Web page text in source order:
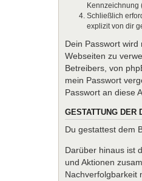
Kennzeichnung
Schließlich
explizit von dir
Dein Passwort
Webseiten zu
Betreibers, von
mein Passwort
Passwort an diese
GESTATTUNG DER
Du gestattest dem
Darüber hinaus ist
und Aktionen
Nachverfolgbarkeit